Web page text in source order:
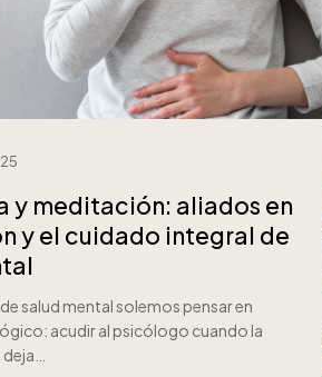
y meditación: aliados en
y el cuidado integral de
salud mental solemos pensar en
acudir al psicólogo cuando la